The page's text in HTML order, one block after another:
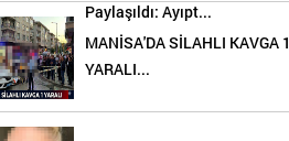
Paylaşıldı: Ayıpt...
MANİSA'DA SİLAHLI KAVGA 1
YARALI...